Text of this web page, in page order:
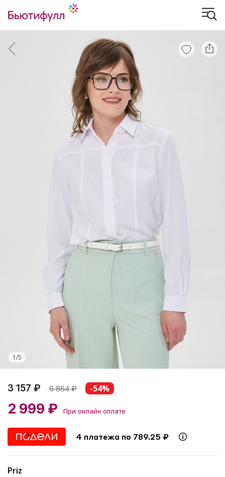
1/5
3 157 ₽ 6 864₽ -54%
2 999 ₽ При онлайн оплате
4 платежа по 789.25 ₽
Priz